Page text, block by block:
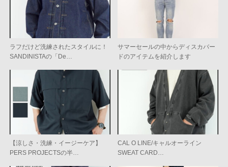
ラフだけど洗練されたスタイルに！
SANDINISTAの「De…
サマーセールの中からディスカバー
ドのアイテムを紹介します
【涼しさ・洗練・イージーケア】
PERS PROJECTSの半…
CAL O LINE/キャルオーライン
SWEAT CARD…